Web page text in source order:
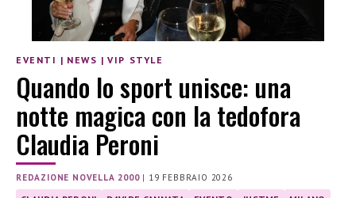
EVENTI | NEWS |VIP STYLE
Quando lo sport unisce: una
notte magica con la tedofora
Claudia Peroni
REDAZIONE NOVELLA 2000| 19 FEBBRAIO 2026